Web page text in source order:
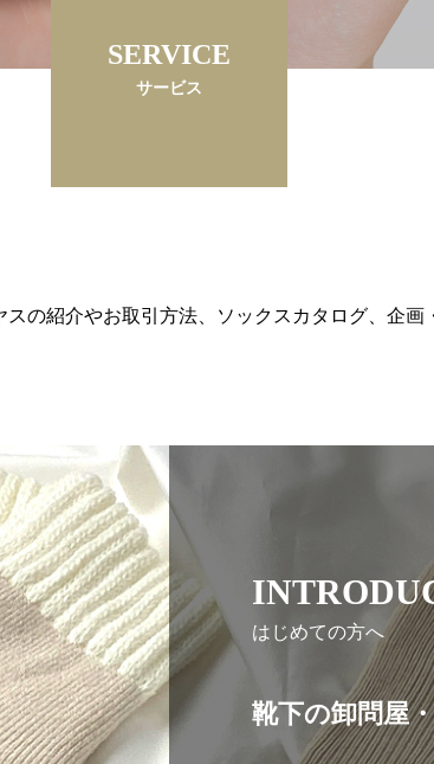
SERVICE
サービス
の紹介やお取引方法、ソックスカタログ、企
はじめての方へ
靴下の卸問屋